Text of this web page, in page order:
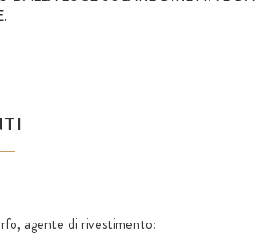
agente di rivestimento: